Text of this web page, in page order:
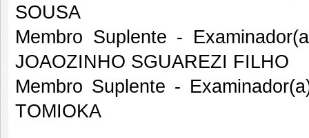
SOUSA
Membro Suplente -
JOAOZINHO SGUAREZI FILHO
Membro Suplente -
TOMIOKA